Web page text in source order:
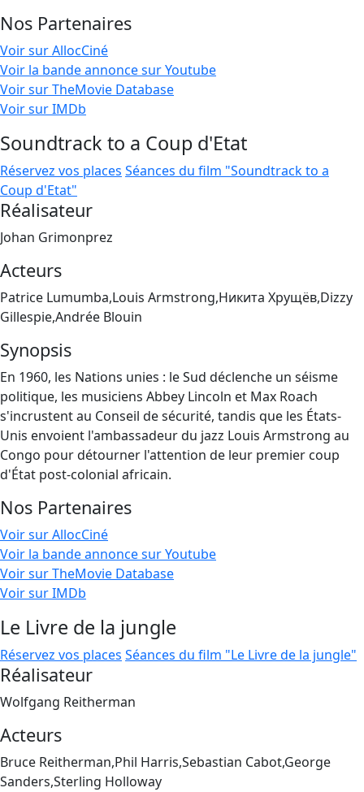
Nos Partenaires
Voir sur AllocCiné
Voir la bande annonce sur Youtube
Voir sur TheMovie Database
Voir sur IMDb
Soundtrack to a Coup d'Etat
Réservez vos places Séances du film "Soundtrack to a
Coup d'Etat"
Réalisateur
Johan Grimonprez
Acteurs
Patrice Lumumba,Louis Armstrong,Никита Хрущёв,Dizzy
Gillespie,Andrée Blouin
Synopsis
En 1960, les Nations unies : le Sud déclenche un séisme
politique, les musiciens Abbey Lincoln et Max Roach
s'incrustent au Conseil de sécurité, tandis que les États-
Unis envoient l'ambassadeur du jazz Louis Armstrong au
Congo pour détourner l'attention de leur premier coup
d'État post-colonial africain.
Nos Partenaires
Voir sur AllocCiné
Voir la bande annonce sur Youtube
Voir sur TheMovie Database
Voir sur IMDb
Le Livre de la jungle
Réservez vos places Séances du film "Le Livre de la jungle"
Réalisateur
Wolfgang Reitherman
Acteurs
Bruce Reitherman,Phil Harris,Sebastian Cabot,George
Sanders,Sterling Holloway